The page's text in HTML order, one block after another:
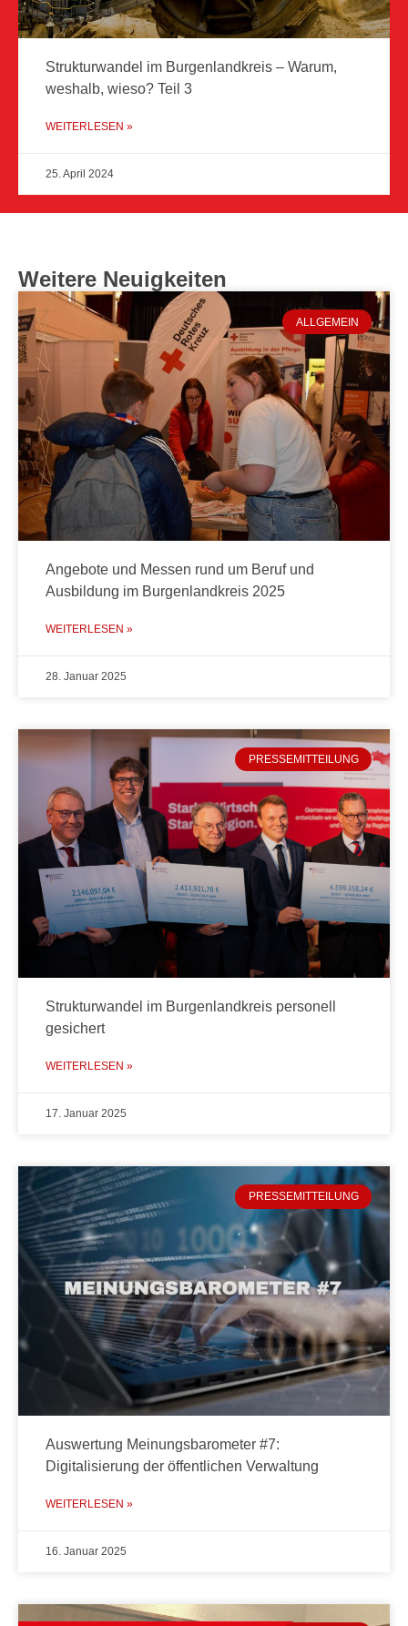
Strukturwandel im Burgenlandkreis – Warum,
weshalb, wieso? Teil 3
WEITERLESEN »
25. April 2024
Weitere Neuigkeiten
ALLGEMEIN
Angebote und Messen rund um Beruf und
Ausbildung im Burgenlandkreis 2025
WEITERLESEN »
28. Januar 2025
PRESSEMITTEILUNG
Strukturwandel im Burgenlandkreis personell
gesichert
WEITERLESEN »
17. Januar 2025
PRESSEMITTEILUNG
Auswertung Meinungsbarometer #7:
Digitalisierung der öffentlichen Verwaltung
WEITERLESEN »
16. Januar 2025